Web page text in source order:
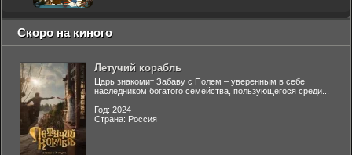
Скоро на киного
Летучий корабль
Царь знакомит Забаву с Полем – уверенным в себе
наследником богатого семейства, пользующегося среди...
Год: 2024
Страна: Россия